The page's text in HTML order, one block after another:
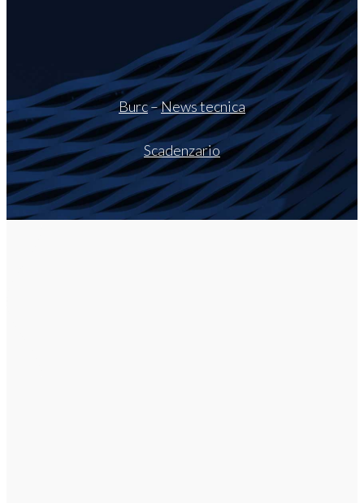
Burc–News tecnica
Scadenzario